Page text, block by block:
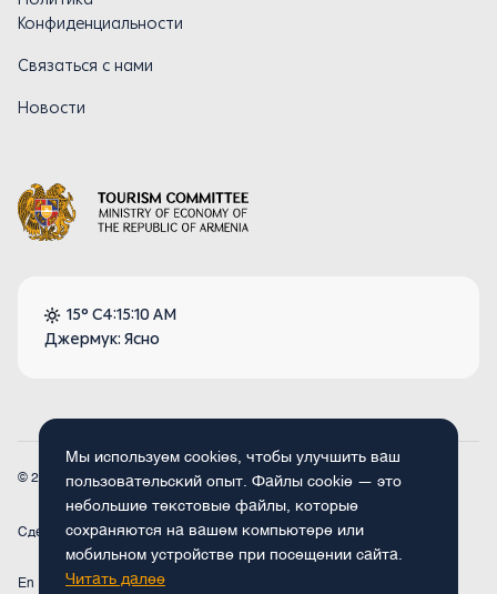
Мы используем cookies, чтобы улучшить ваш
пользовательский опыт. Файлы cookie — это
небольшие текстовые файлы, которые
сохраняются на вашем компьютере или
мобильном устройстве при посещении сайта.
Читать далее
Конфиденциальности
Связаться с нами
Новости
15° C4:15:10 AM
Джермук: Ясно
© 2026 Armenia.travel. Все права защищены.
Сделано Concept Studio
En Fr Ru